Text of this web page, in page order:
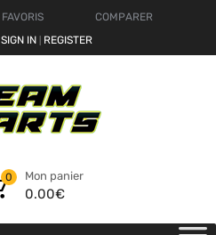
FAVORIS
COMPARER
SIGN IN REGISTER
Mon panier
0.00€
0